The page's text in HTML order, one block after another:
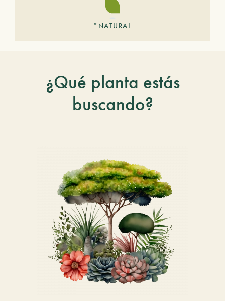
*NATURAL
¿Qué planta estás
buscando?